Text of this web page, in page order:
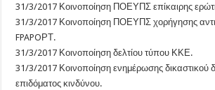
31/3/2017 Κοινοποίηση ΠΟΕΥΠΣ επίκαιρης
31/3/2017 Κοινοποίηση ΠΟΕΥΠΣ χορήγησης
FPAPOΡΤ.
31/3/2017 Κοινοποίηση δελτίου τύπου ΚΚΕ.
31/3/2017 Κοινοποίηση ενημέρωσης δικαστικού
επιδόματος κινδύνου.